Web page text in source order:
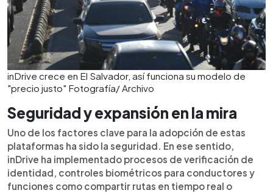
inDrive crece en El Salvador, así funciona su modelo de
"precio justo" Fotografía/ Archivo
Seguridad y expansión en la mira
Uno de los factores clave para la adopción de estas
plataformas ha sido la seguridad. En ese sentido,
inDrive ha implementado procesos de verificación de
identidad, controles biométricos para conductores y
funciones como compartir rutas en tiempo real o